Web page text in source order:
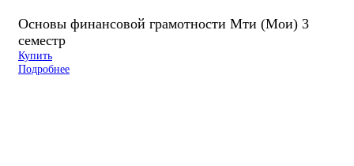
Основы финансовой грамотности Мти (Мои) 3
семестр
Купить
Подробнее